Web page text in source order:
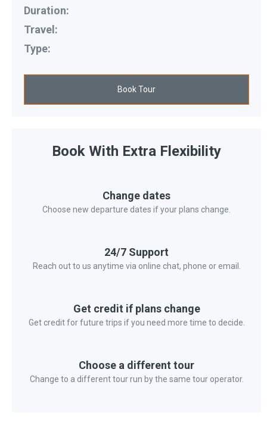
Duration:
Travel:
Type:
Book Tour
Book With Extra Flexibility
Change dates
Choose new departure dates if your plans change.
24/7 Support
Reach out to us anytime via online chat, phone or email.
Get credit if plans change
Get credit for future trips if you need more time to decide.
Choose a different tour
Change to a different tour run by the same tour operator.